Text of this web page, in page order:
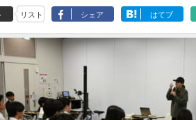
リスト シェア はてブ